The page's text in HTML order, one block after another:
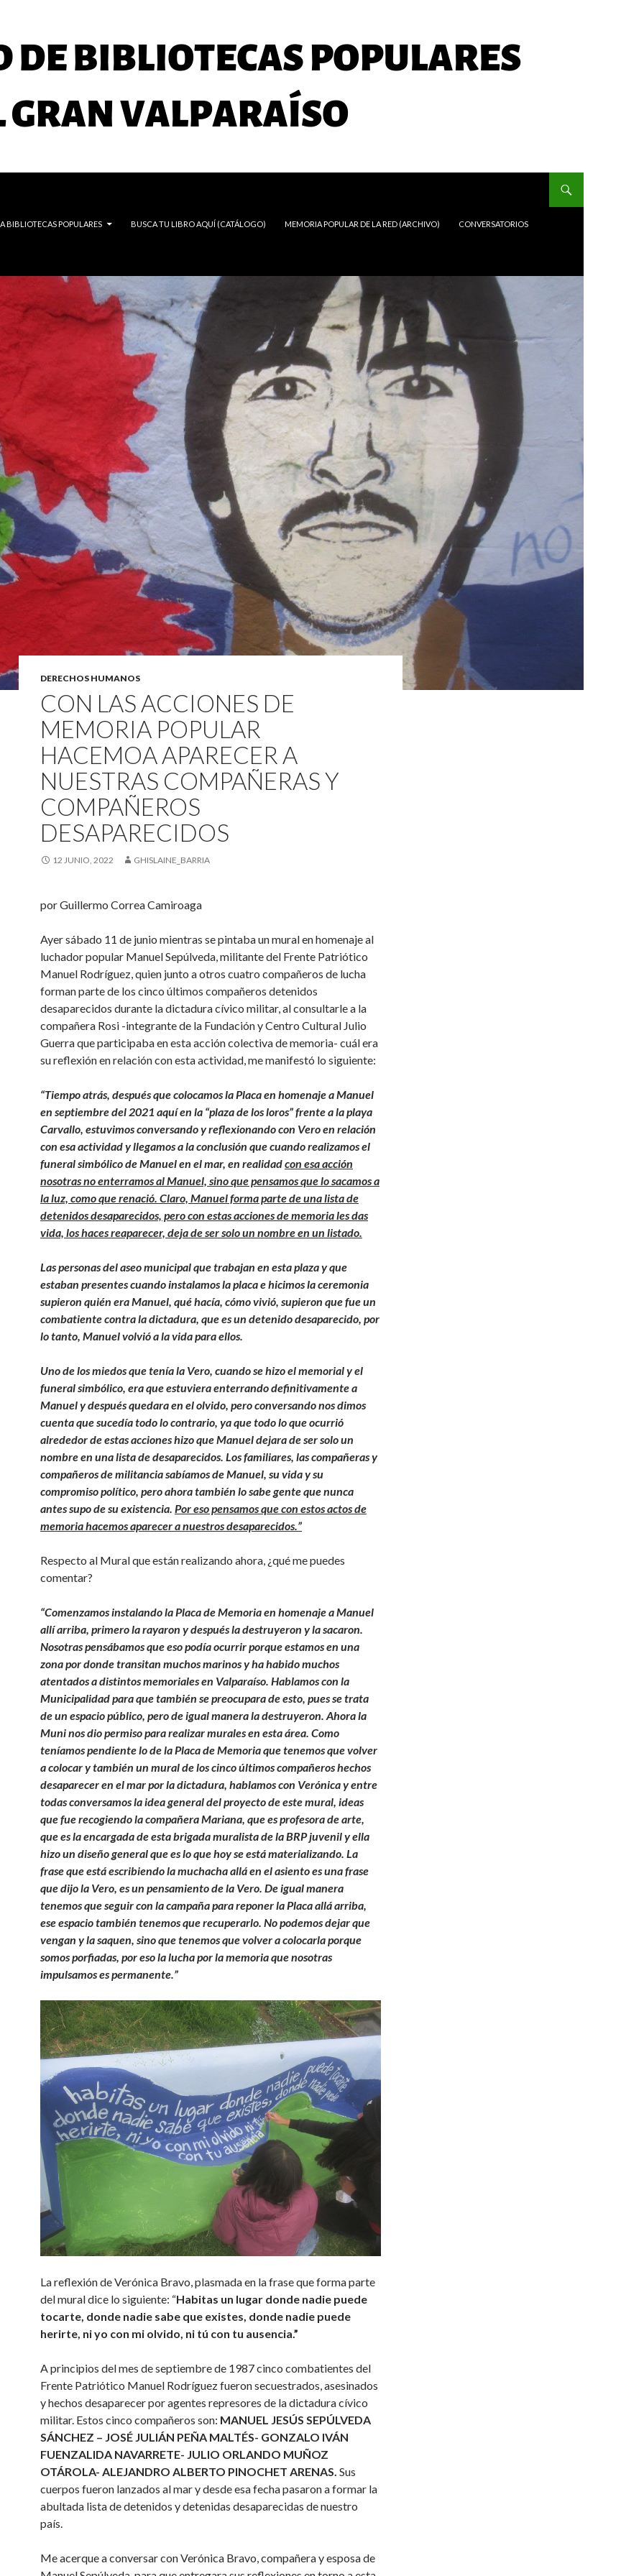
BIBLIOTECAS POPULARES BUSCA TU LIBRO AQUÍ (CATÁLOGO) MEMORIA POPULAR DE LA RED (ARCHIVO) CONVERSATORIOS
DERECHOS HUMANOS
CON LAS ACCIONES DE
MEMORIA POPULAR
HACEMOA APARECER A
NUESTRAS COMPAÑERAS Y
COMPAÑEROS
DESAPARECIDOS
12 JUNIO, 2022 GHISLAINE_BARRIA
por Guillermo Correa Camiroaga
Ayer sábado 11 de junio mientras se pintaba un mural en homenaje al
luchador popular Manuel Sepúlveda, militante del Frente Patriótico
Manuel Rodríguez, quien junto a otros cuatro compañeros de lucha
forman parte de los cinco últimos compañeros detenidos
desaparecidos durante la dictadura cívico militar, al consultarle a la
compañera Rosi -integrante de la Fundación y Centro Cultural Julio
Guerra que participaba en esta acción colectiva de memoria- cuál era
su reflexión en relación con esta actividad, me manifestó lo siguiente:
“Tiempo atrás, después que colocamos la Placa en homenaje a Manuel
en septiembre del 2021 aquí en la “plaza de los loros” frente a la playa
Carvallo, estuvimos conversando y reflexionando con Vero en relación
con esa actividad y llegamos a la conclusión que cuando realizamos el
funeral simbólico de Manuel en el mar, en realidadcon esa acción
nosotras no enterramos al Manuel, sino que pensamos que lo sacamos a
la luz, como que renació. Claro, Manuel forma parte de una lista de
detenidos desaparecidos, pero con estas acciones de memoria les das
vida, los haces reaparecer, deja de ser solo un nombre en un listado.
Las personas del aseo municipal que trabajan en esta plaza y que
estaban presentes cuando instalamos la placa e hicimos la ceremonia
supieron quién era Manuel, qué hacía, cómo vivió, supieron que fue un
combatiente contra la dictadura, que es un detenido desaparecido, por
lo tanto, Manuel volvió a la vida para ellos.
Uno de los miedos que tenía la Vero, cuando se hizo el memorial y el
funeral simbólico, era que estuviera enterrando definitivamente a
Manuel y después quedara en el olvido, pero conversando nos dimos
cuenta que sucedía todo lo contrario, ya que todo lo que ocurrió
alrededor de estas acciones hizo que Manuel dejara de ser solo un
nombre en una lista de desaparecidos. Los familiares, las compañeras y
compañeros de militancia sabíamos de Manuel, su vida y su
compromiso político, pero ahora también lo sabe gente que nunca
antes supo de su existencia. Por eso pensamos que con estos actos de
memoria hacemos aparecer a nuestros desaparecidos.”
Respecto al Mural que están realizando ahora, ¿qué me puedes
comentar?
“Comenzamos instalando la Placa de Memoria en homenaje a Manuel
allí arriba, primero la rayaron y después la destruyeron y la sacaron.
Nosotras pensábamos que eso podía ocurrir porque estamos en una
zona por donde transitan muchos marinos y ha habido muchos
atentados a distintos memoriales en Valparaíso. Hablamos con la
Municipalidad para que también se preocupara de esto, pues se trata
de un espacio público, pero de igual manera la destruyeron. Ahora la
Muni nos dio permiso para realizar murales en esta área. Como
teníamos pendiente lo de la Placa de Memoria que tenemos que volver
a colocar y también un mural de los cinco últimos compañeros hechos
desaparecer en el mar por la dictadura, hablamos con Verónica y entre
todas conversamos la idea general del proyecto de este mural, ideas
que fue recogiendo la compañera Mariana, que es profesora de arte,
que es la encargada de esta brigada muralista de la BRP juvenil y ella
hizo un diseño general que es lo que hoy se está materializando. La
frase que está escribiendo la muchacha allá en el asiento es una frase
que dijo la Vero, es un pensamiento de la Vero. De igual manera
tenemos que seguir con la campaña para reponer la Placa allá arriba,
ese espacio también tenemos que recuperarlo. No podemos dejar que
vengan y la saquen, sino que tenemos que volver a colocarla porque
somos porfiadas, por eso la lucha por la memoria que nosotras
impulsamos es permanente.”
La reflexión de Verónica Bravo, plasmada en la frase que forma parte
del mural dice lo siguiente: “Habitas un lugar donde nadie puede
tocarte, donde nadie sabe que existes, donde nadie puede
herirte, ni yo con mi olvido, ni tú con tu ausencia.”
A principios del mes de septiembre de 1987 cinco combatientes del
Frente Patriótico Manuel Rodríguez fueron secuestrados, asesinados
y hechos desaparecer por agentes represores de la dictadura cívico
militar. Estos cinco compañeros son: MANUEL JESÚS SEPÚLVEDA
SÁNCHEZ – JOSÉ JULIÁN PEÑA MALTÉS- GONZALO IVÁN
FUENZALIDA NAVARRETE- JULIO ORLANDO MUÑOZ
OTÁROLA- ALEJANDRO ALBERTO PINOCHET ARENAS. Sus
cuerpos fueron lanzados al mar y desde esa fecha pasaron a formar la
abultada lista de detenidos y detenidas desaparecidas de nuestro
país.
Me acerque a conversar con Verónica Bravo, compañera y esposa de